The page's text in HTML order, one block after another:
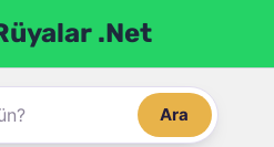
.Net
Ara